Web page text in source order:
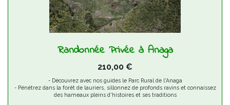
Randonnée Privée à Anaga
210,00 €
- Découvrez avec nos guides le Parc Rural de l'Anaga
- Pénétrez dans la forêt de lauriers, sillonnez de profonds ravins et connaissez
des hameaux pleins d'histoires et ses traditions